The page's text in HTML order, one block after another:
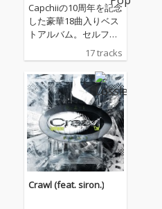
Capchiiの10周年を記念
した豪華18曲入りベス
トアルバム。セルフリ
ミックス、新曲、そし
てt+pazolite、Synthio
n、tekaluによるパワ
フルなリミックスを収
録。
17 tracks
Crawl (feat. siron.)